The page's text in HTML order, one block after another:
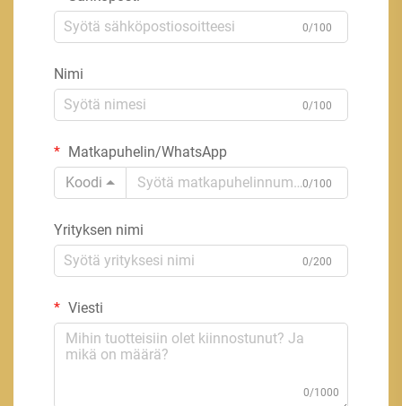
0/100
Nimi
0/100
Matkapuhelin/WhatsApp
Koodi
0/100
Yrityksen nimi
0/200
Viesti
0/1000